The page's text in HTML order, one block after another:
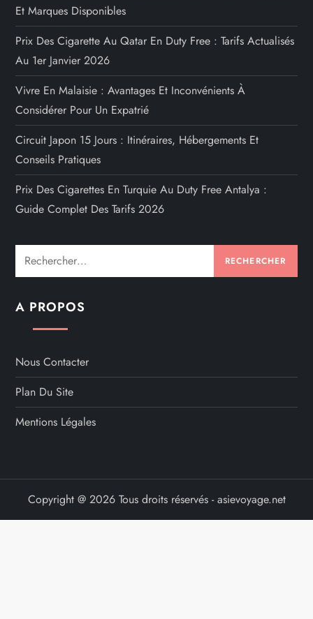
Et Marques Disponibles
Prix Des Cigarette Au Qatar En Duty Free : Tarifs Actualisés
Au 1er Janvier 2026
Vivre En Malaisie : Avantages Et Inconvénients À
Considérer Pour Un Expatrié
Circuit Japon 15 Jours : Itinéraires, Hébergements Et
Conseils Pratiques
Prix Des Cigarettes En Turquie Au Duty Free Antalya :
Guide Complet Des Tarifs 2026
Rechercher :
A PROPOS
Nous Contacter
Plan Du Site
Mentions Légales
Copyright @ 2026 Tous droits réservés - asievoyage.net